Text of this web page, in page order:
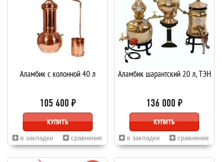
Аламбик с колонной 40 л
105 400 ₽
КУПИТЬ
в закладки сравнение
Аламбик шарантский 20 л, ТЭН
136 000 ₽
КУПИТЬ
в закладки сравнение